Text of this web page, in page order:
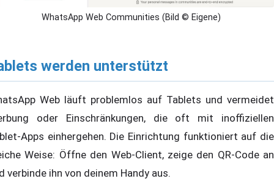
WhatsApp Web Communities (Bild © Eigene)
werden unterstützt
Web läuft problemlos auf Tablets und vermeidet
oder Einschränkungen, die oft mit inoffiziellen
Apps einhergehen. Die Einrichtung funktioniert auf die
Weise: Öffne den Web-Client, zeige den QR-Code an
verbinde ihn von deinem Handy aus.